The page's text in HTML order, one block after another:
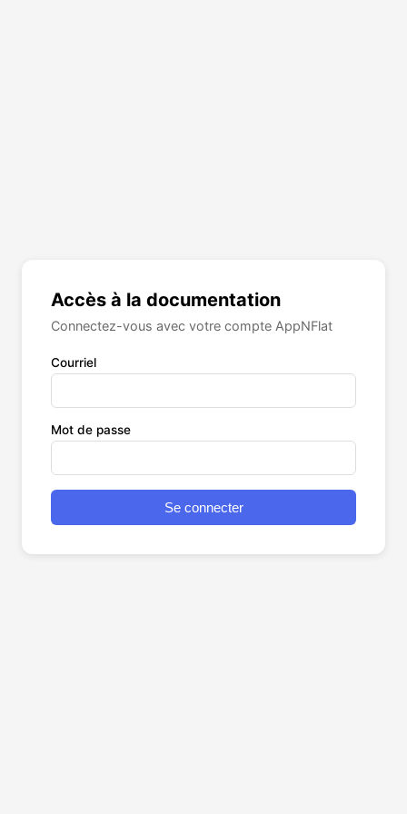
Accès à la documentation
Connectez-vous avec votre compte AppNFlat
Courriel
Mot de passe
Se connecter